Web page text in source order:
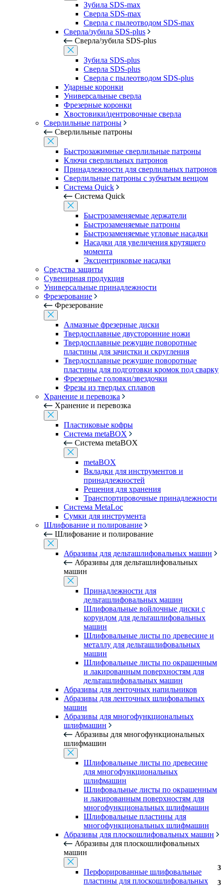
Зубила SDS-max
Сверла SDS-max
Сверла с пылеотводом SDS-max
Сверла/зубила SDS-plus
Сверла/зубила SDS-plus
Зубила SDS-plus
Сверла SDS-plus
Сверла с пылеотводом SDS-plus
Ударные коронки
Универсальные сверла
Фрезерные коронки
Хвостовики/центровочные сверла
Сверлильные патроны
Сверлильные патроны
Быстрозажимные сверлильные патроны
Ключи сверлильных патронов
Принадлежности для сверлильных патронов
Сверлильные патроны с зубчатым венцом
Система Quick
Система Quick
Быстрозаменяемые держатели
Быстрозаменяемые патроны
Быстрозаменяемые угловые насадки
Насадки для увеличения крутящего
момента
Эксцентриковые насадки
Средства защиты
Сувенирная продукция
Универсальные принадлежности
Фрезерование
Фрезерование
Алмазные фрезерные диски
Твердосплавные двусторонние ножи
Твердосплавные режущие поворотные
пластины для зачистки и скругления
Твердосплавные режущие поворотные
пластины для подготовки кромок под сварку
Фрезерные головки/звездочки
Фрезы из твердых сплавов
Хранение и перевозка
Хранение и перевозка
Пластиковые кофры
Система metaBOX
Система metaBOX
metaBOX
Вкладки для инструментов и
принадлежностей
Решения для хранения
Транспортировочные принадлежности
Система MetaLoc
Сумки для инструмента
Шлифование и полирование
Шлифование и полирование
Абразивы для дельташлифовальных машин
Абразивы для дельташлифовальных
машин
Принадлежности для
дельташлифовальных машин
Шлифовальные войлочные диски с
корундом для дельташлифовальных
машин
Шлифовальные листы по древесине и
металлу для дельташлифовальных
машин
Шлифовальные листы по окрашенным
и лакированным поверхностям для
дельташлифовальных машин
Абразивы для ленточных напильников
Абразивы для ленточных шлифовальных
машин
Абразивы для многофункциональных
шлифмашин
Абразивы для многофункциональных
шлифмашин
Шлифовальные листы по древесине
для многофункциональных
шлифмашин
Шлифовальные листы по окрашенным
и лакированным поверхностям для
многофункциональных шлифмашин
Шлифовальные пластины для
многофункциональных шлифмашин
Абразивы для плоскошлифовальных машин
Абразивы для плоскошлифовальных
машин
Перфорированные шлифовальные
пластины для плоскошлифовальных
3
3
3
3